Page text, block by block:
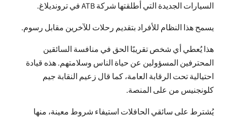
السيارات الجديدة التي أطلقتها شركة ATB في ترونديلاغ.
يسمح هذا النظام للأفراد بتقديم رحلات للآخرين مقابل رسوم.
هذا يُعطي أي شخص تقريبًا الحق في منافسة السائقين
المحترفين المسؤولين عن حياة الناس وسلامتهم. هذه قيادة
احتيالية تحت الرقابة العامة، كما قال زعيم النقابة جيم
كلونجنيس من على المنصة.
يُشترط على سائقي الحافلات استيفاء شروط معينة، منها